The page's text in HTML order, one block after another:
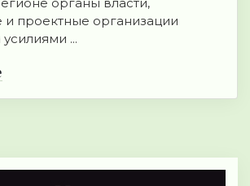
и проектные организации
...